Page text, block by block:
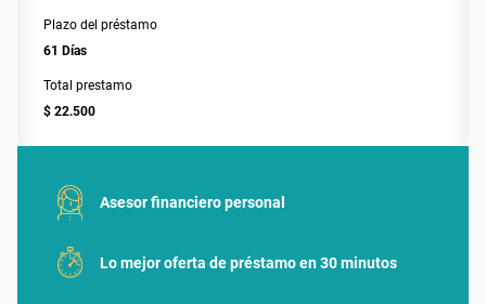
Plazo del préstamo
61 Días
Total prestamo
$ 22.500
Asesor financiero personal
Lo mejor oferta de préstamo en 30 minutos